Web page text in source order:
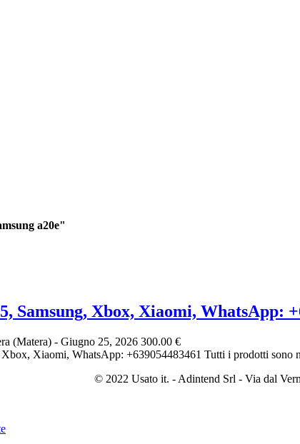
a20e"
Samsung, Xbox, Xiaomi, WhatsApp:
(Matera) - Giugno 25, 2026 300.00 €
Xbox, Xiaomi, WhatsApp: +639054483461 Tutti i prodotti sono
© 2022 Usato it. - Adintend Srl - Via dal